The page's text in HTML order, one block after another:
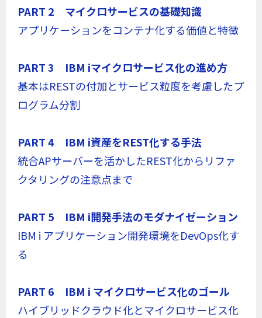
PART 2 マイクロサービスの基礎知識
アプリケーションをコンテナ化する価値と特徴
PART 3 IBM iマイクロサービス化の進め方
基本はRESTの付加とサービス粒度を考慮したプ
ログラム分割
PART 4 IBM i資産をREST化する手法
統合APサーバーを活かしたREST化からリファ
クタリングの注意点まで
PART 5 IBM i開発手法のモダナイゼーション
IBM i アプリケーション開発環境をDevOps化す
る
PART 6 IBM i マイクロサービス化のゴール
ハイブリッドクラウド化とマイクロサービス化